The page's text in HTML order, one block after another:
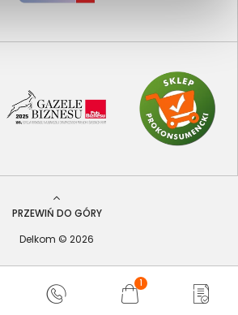
1
PRZEWIŃ DO GÓRY
Delkom © 2026